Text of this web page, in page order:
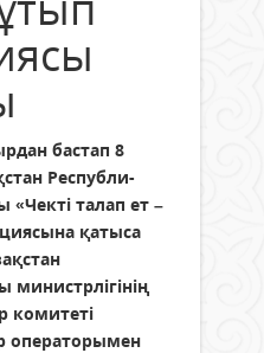
бастап 8
Респу­бли­
талап ет –
қатыса
комитеті
опе­раторымен